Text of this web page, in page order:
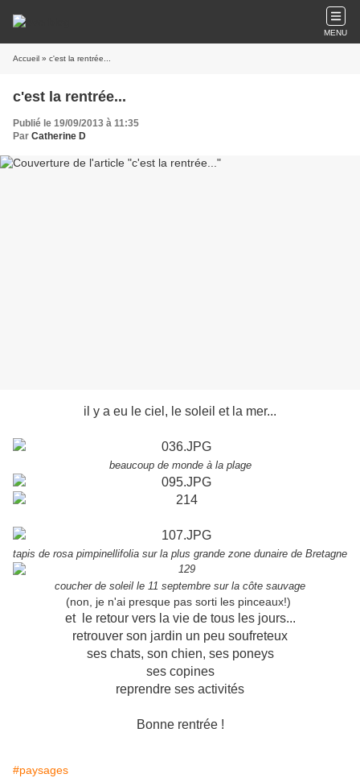
MENU
Accueil » c'est la rentrée...
c'est la rentrée...
Publié le 19/09/2013 à 11:35
Par Catherine D
il y a eu le ciel, le soleil et la mer...
beaucoup de monde à la plage
tapis de rosa pimpinellifolia sur la plus grande zone dunaire de Bretagne
coucher de soleil le 11 septembre sur la côte sauvage
(non, je n'ai presque pas sorti les pinceaux!)
et le retour vers la vie de tous les jours...
retrouver son jardin un peu soufreteux
ses chats, son chien, ses poneys
ses copines
reprendre ses activités
Bonne rentrée !
#paysages